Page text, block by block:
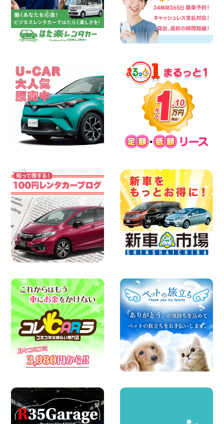
人気の『 軽 トラック 』 ご予約はお早め
に♪ 広島県 ベイシティ宇品店
100円レンタカー ベイシティ宇品
2026年08月08日
100円レンタカー 四日市インター
2026年08月08日
横浜弥生台店限定!!夏季特別キャンペーン
のお知らせ!! 神奈川県 横浜弥生台店
100円レンタカー 横浜弥生台
2026年08月08日
2026三河安城店お盆休みご連絡 愛知県
三河安城店
100円レンタカー 三河安城
2026年08月08日
戸店
100円レンタカー 杉戸
2026年08月07日
佐渡でのドライブは安全第一!交通事故に
ご注意ください 新潟県 佐渡空港店
100円レンタカー 佐渡空港
2026年08月07日
楽しい佐渡旅行を守るために!安全運転の
お願い 新潟県 両津店
100円レンタカー 両津
日産セレナが新入荷!!中川かの里店!! 愛知
県 中川かの里店
100円レンタカー 中川かの里
2026年08月07日
☆ 夏休みクーポン登場!最大9,500円おト
ク! ☆ 鳥取県 鳥取青谷店
100円レンタカー 鳥取青谷
2026年08月07日
夏季休暇のお知らせ 東京都 墨田両国店
100円レンタカー 墨田両国
2026年08月07日
夏季休暇のお知らせ 東京都 墨田文花店